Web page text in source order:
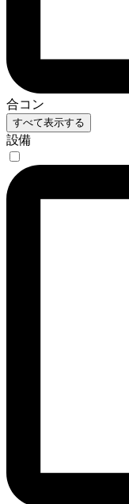
合コン
すべて表示する
設備